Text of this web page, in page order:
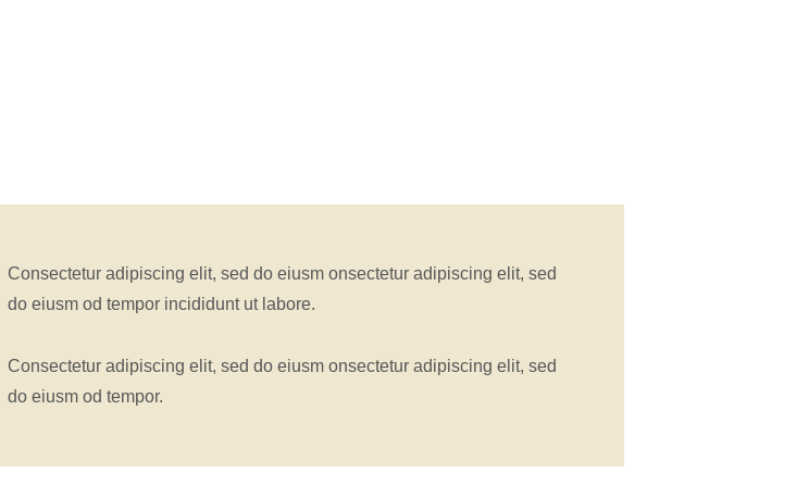
Consectetur adipiscing elit, sed do eiusm onsectetur adipiscing elit, sed
do eiusm od tempor incididunt ut labore.
Consectetur adipiscing elit, sed do eiusm onsectetur adipiscing elit, sed
do eiusm od tempor.